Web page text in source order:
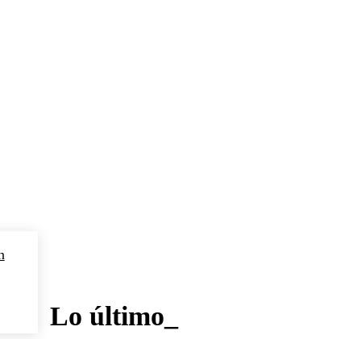
Lo último_